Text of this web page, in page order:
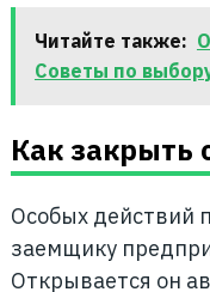
Читайте также:
Советы по
Как закрыть
Особых действий
заемщику
Открывается он